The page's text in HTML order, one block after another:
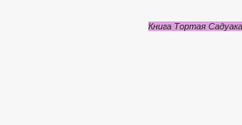
Книга Тортая